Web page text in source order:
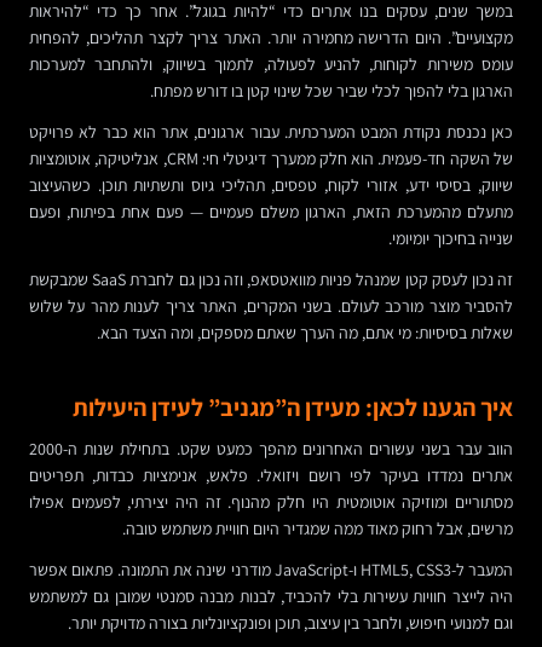
במשך שנים, עסקים בנו אתרים כדי “להיות בגוגל”. אחר כך כדי “להיראות
מקצועיים”. היום הדרישה מחמירה יותר. האתר צריך לקצר תהליכים, להפחית
עומס משירות לקוחות, להניע לפעולה, לתמוך בשיווק, ולהתחבר למערכות
הארגון בלי להפוך לכלי שביר שכל שינוי קטן בו דורש מפתח.
כאן נכנסת נקודת המבט המערכתית. עבור ארגונים, אתר הוא כבר לא פרויקט
של השקה חד-פעמית. הוא חלק ממערך דיגיטלי חי: CRM, אנליטיקה, אוטומציות
שיווק, בסיסי ידע, אזורי לקוח, טפסים, תהליכי גיוס ותשתיות תוכן. כשהעיצוב
מתעלם מהמערכת הזאת, הארגון משלם פעמיים — פעם אחת בפיתוח, ופעם
שנייה בחיכוך יומיומי.
זה נכון לעסק קטן שמנהל פניות מוואטסאפ, וזה נכון גם לחברת SaaS שמבקשת
להסביר מוצר מורכב לעולם. בשני המקרים, האתר צריך לענות מהר על שלוש
שאלות בסיסיות: מי אתם, מה הערך שאתם מספקים, ומה הצעד הבא.
איך הגענו לכאן: מעידן ה”מגניב” לעידן היעילות
הווב עבר בשני עשורים האחרונים מהפך כמעט שקט. בתחילת שנות ה-2000
אתרים נמדדו בעיקר לפי רושם ויזואלי. פלאש, אנימציות כבדות, תפריטים
מסתוריים ומוזיקה אוטומטית היו חלק מהנוף. זה היה יצירתי, לפעמים אפילו
מרשים, אבל רחוק מאוד ממה שמגדיר היום חוויית משתמש טובה.
המעבר ל-HTML5, CSS3 ו-JavaScript מודרני שינה את התמונה. פתאום אפשר
היה לייצר חוויות עשירות בלי להכביד, לבנות מבנה סמנטי שמובן גם למשתמש
וגם למנועי חיפוש, ולחבר בין עיצוב, תוכן ופונקציונליות בצורה מדויקת יותר.